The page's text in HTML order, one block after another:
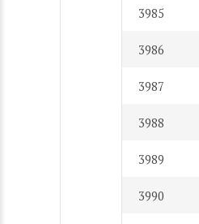
3985
3986
3987
3988
3989
3990